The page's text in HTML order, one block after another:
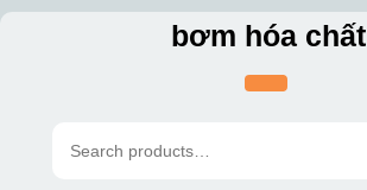
Skip
bơm hóa chất